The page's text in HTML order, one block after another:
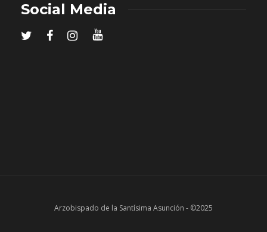
Social Media
Arzobispado de la Santísima Asunción - ©2025